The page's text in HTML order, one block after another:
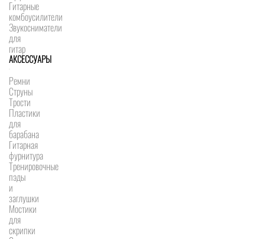
Гитарные
комбоусилители
Звукосниматели
для
гитар
АКСЕССУАРЫ
Ремни
Струны
Трости
Пластики
для
барабана
Гитарная
фурнитура
Тренировочные
пэды
и
заглушки
Мостики
для
скрипки